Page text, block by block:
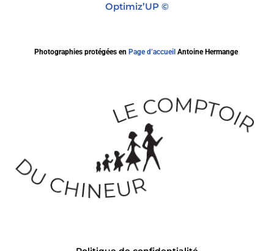
Optimiz’UP ©
Photographies protégées en Page d’accueil Antoine Hermange